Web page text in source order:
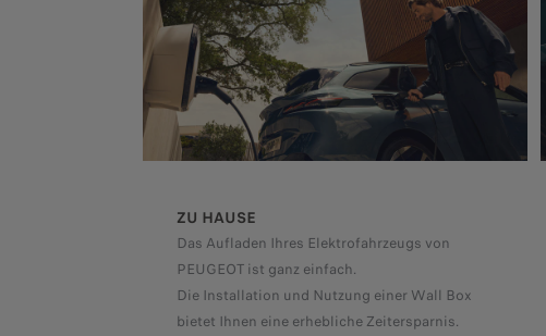
ZU HAUSE
Das Aufladen Ihres Elektrofahrzeugs von
PEUGEOT ist ganz einfach.
Die Installation und Nutzung einer Wall Box
bietet Ihnen eine erhebliche Zeitersparnis.